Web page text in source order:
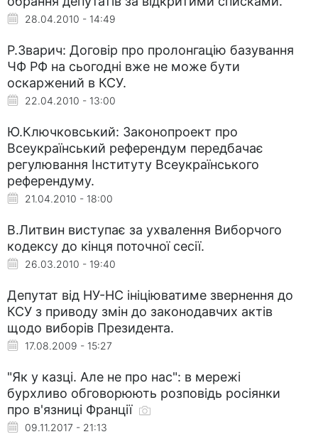
28.04.2010 - 14:49
Р.Зварич: Договір про пролонгацію базування
ЧФ РФ на сьогодні вже не може бути
оскаржений в КСУ.
22.04.2010 - 13:00
Ю.Ключковський: Законопроект про
Всеукраїнський референдум передбачає
регулювання Інституту Всеукраїнського
референдуму.
21.04.2010 - 18:00
В.Литвин виступає за ухвалення Виборчого
кодексу до кінця поточної сесії.
26.03.2010 - 19:40
Депутат від НУ-НС ініціюватиме звернення до
КСУ з приводу змін до законодавчих актів
щодо виборів Президента.
17.08.2009 - 15:27
"Як у казці. Але не про нас": в мережі
бурхливо обговорюють розповідь росіянки
про в'язниці Франції
09.11.2017 - 21:13